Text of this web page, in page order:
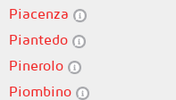
Piacenza
Piantedo
Pinerolo
Piombino